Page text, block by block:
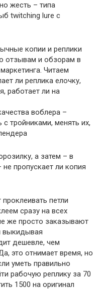
жесть – типа
twitching lure с
копии и реплики
отзывам и обзорам в
Читаем
ли реплика елочку,
работает ли на
воблера –
тройниками, менять их,
а затем – в
пропускает ли копия
петли
сразу на всех
же просто заказывают
выкидывая
дешевле, чем
это отнимает время, но
уметь правильно
рабочую реплику за 70
1500 на оригинал